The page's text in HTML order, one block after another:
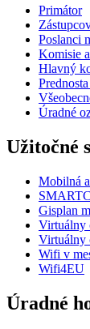
Primátor
Poslanci
Komisie
Hlavný
Úradné
Užitočné
Mobilná
Gisplan
Virtuálny
Virtuálny
Wifi v
Wifi4EU
Úradné